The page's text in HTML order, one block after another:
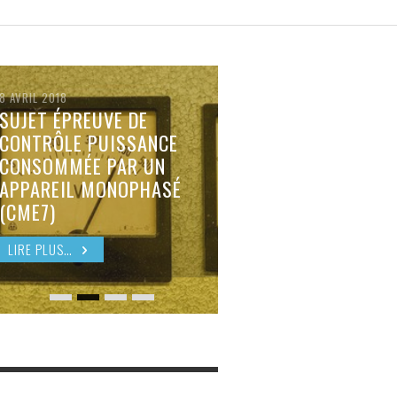
VALÉRIE THÉRIC, 25 MARS 2016
VALÉRIE THÉRIC, 7 AVRIL 2018
AVRIL 2018
SUJET ÉPREUVE DE
CONTRÔLE PUISSANCE
CONSOMMÉE PAR UN
APPAREIL MONOPHASÉ
(CME7)
LIRE PLUS…